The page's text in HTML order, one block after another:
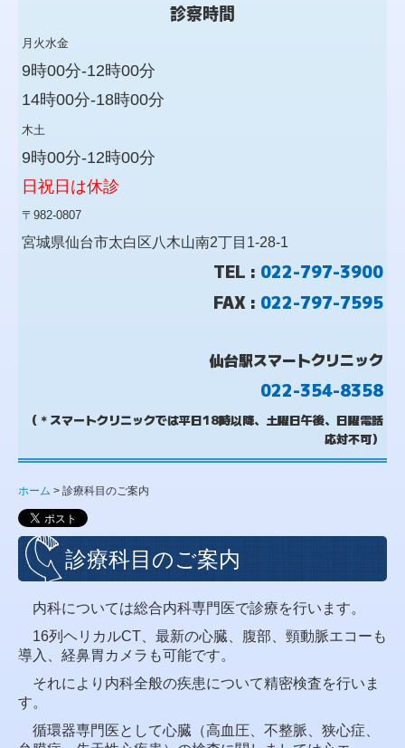
診察時間
月火水金
9時00分-12時00分
14時00分-18時00分
木土
9時00分-12時00分
日祝日は休診
〒982-0807
宮城県仙台市太白区八木山南2丁目1-28-1
TEL : 022-797-3900
FAX : 022-797-7595
仙台駅スマートクリニック
022-354-8358
（＊スマートクリニックでは平日18時以降、土曜日午後、日曜電話
応対不可）
ホーム 診療科目のご案内
診療科目のご案内
内科については総合内科専門医で診療を行います。
16列ヘリカルCT、最新の心臓、腹部、頸動脈エコーも
導入、経鼻胃カメラも可能です。
それにより内科全般の疾患について精密検査を行いま
す。
循環器専門医として心臓（高血圧、不整脈、狭心症、